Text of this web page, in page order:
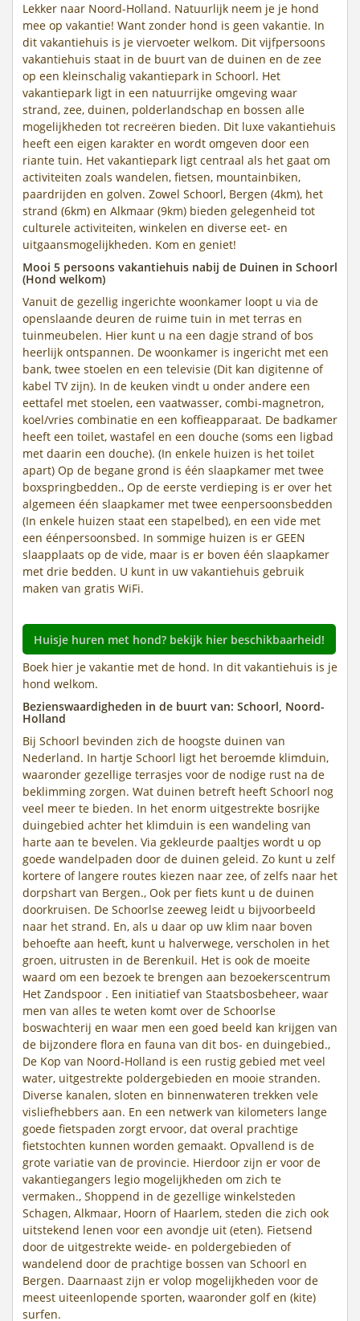
Lekker naar Noord-Holland. Natuurlijk neem je je hond
mee op vakantie! Want zonder hond is geen vakantie. In
dit vakantiehuis is je viervoeter welkom. Dit vijfpersoons
vakantiehuis staat in de buurt van de duinen en de zee
op een kleinschalig vakantiepark in Schoorl. Het
vakantiepark ligt in een natuurrijke omgeving waar
strand, zee, duinen, polderlandschap en bossen alle
mogelijkheden tot recreëren bieden. Dit luxe vakantiehuis
heeft een eigen karakter en wordt omgeven door een
riante tuin. Het vakantiepark ligt centraal als het gaat om
activiteiten zoals wandelen, fietsen, mountainbiken,
paardrijden en golven. Zowel Schoorl, Bergen (4km), het
strand (6km) en Alkmaar (9km) bieden gelegenheid tot
culturele activiteiten, winkelen en diverse eet- en
uitgaansmogelijkheden. Kom en geniet!
Mooi 5 persoons vakantiehuis nabij de Duinen in Schoorl
(Hond welkom)
Vanuit de gezellig ingerichte woonkamer loopt u via de
openslaande deuren de ruime tuin in met terras en
tuinmeubelen. Hier kunt u na een dagje strand of bos
heerlijk ontspannen. De woonkamer is ingericht met een
bank, twee stoelen en een televisie (Dit kan digitenne of
kabel TV zijn). In de keuken vindt u onder andere een
eettafel met stoelen, een vaatwasser, combi-magnetron,
koel/vries combinatie en een koffieapparaat. De badkamer
heeft een toilet, wastafel en een douche (soms een ligbad
met daarin een douche). (In enkele huizen is het toilet
apart) Op de begane grond is één slaapkamer met twee
boxspringbedden., Op de eerste verdieping is er over het
algemeen één slaapkamer met twee eenpersoonsbedden
(In enkele huizen staat een stapelbed), en een vide met
een éénpersoonsbed. In sommige huizen is er GEEN
slaapplaats op de vide, maar is er boven één slaapkamer
met drie bedden. U kunt in uw vakantiehuis gebruik
maken van gratis WiFi.
Huisje huren met hond? bekijk hier beschikbaarheid!
Boek hier je vakantie met de hond. In dit vakantiehuis is je
hond welkom.
Bezienswaardigheden in de buurt van: Schoorl, Noord-
Holland
Bij Schoorl bevinden zich de hoogste duinen van
Nederland. In hartje Schoorl ligt het beroemde klimduin,
waaronder gezellige terrasjes voor de nodige rust na de
beklimming zorgen. Wat duinen betreft heeft Schoorl nog
veel meer te bieden. In het enorm uitgestrekte bosrijke
duingebied achter het klimduin is een wandeling van
harte aan te bevelen. Via gekleurde paaltjes wordt u op
goede wandelpaden door de duinen geleid. Zo kunt u zelf
kortere of langere routes kiezen naar zee, of zelfs naar het
dorpshart van Bergen., Ook per fiets kunt u de duinen
doorkruisen. De Schoorlse zeeweg leidt u bijvoorbeeld
naar het strand. En, als u daar op uw klim naar boven
behoefte aan heeft, kunt u halverwege, verscholen in het
groen, uitrusten in de Berenkuil. Het is ook de moeite
waard om een bezoek te brengen aan bezoekerscentrum
Het Zandspoor . Een initiatief van Staatsbosbeheer, waar
men van alles te weten komt over de Schoorlse
boswachterij en waar men een goed beeld kan krijgen van
de bijzondere flora en fauna van dit bos- en duingebied.,
De Kop van Noord-Holland is een rustig gebied met veel
water, uitgestrekte poldergebieden en mooie stranden.
Diverse kanalen, sloten en binnenwateren trekken vele
visliefhebbers aan. En een netwerk van kilometers lange
goede fietspaden zorgt ervoor, dat overal prachtige
fietstochten kunnen worden gemaakt. Opvallend is de
grote variatie van de provincie. Hierdoor zijn er voor de
vakantiegangers legio mogelijkheden om zich te
vermaken., Shoppend in de gezellige winkelsteden
Schagen, Alkmaar, Hoorn of Haarlem, steden die zich ook
uitstekend lenen voor een avondje uit (eten). Fietsend
door de uitgestrekte weide- en poldergebieden of
wandelend door de prachtige bossen van Schoorl en
Bergen. Daarnaast zijn er volop mogelijkheden voor de
meest uiteenlopende sporten, waaronder golf en (kite)
surfen.